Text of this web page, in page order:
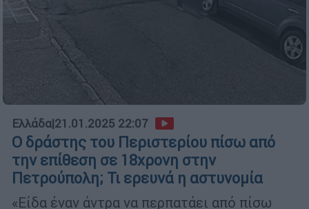
Ελλάδα|21.01.2025 22:07
Ο δράστης του Περιστερίου πίσω από
την επίθεση σε 18χρονη στην
Πετρούπολη; Τι ερευνά η αστυνομία
«Είδα έναν άντρα να περπατάει από πίσω